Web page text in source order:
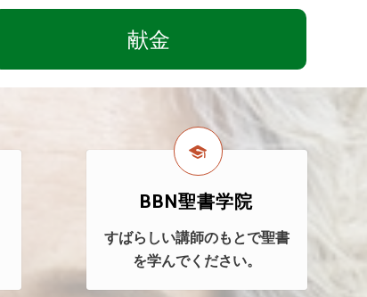
献金
BBN聖書学院
すばらしい講師のもとで聖書
を学んでください。